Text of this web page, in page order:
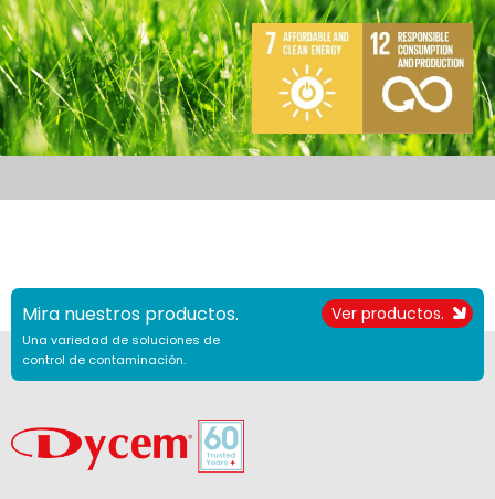
Mira nuestros productos.
Una variedad de soluciones de
control de contaminación.
Ver productos.